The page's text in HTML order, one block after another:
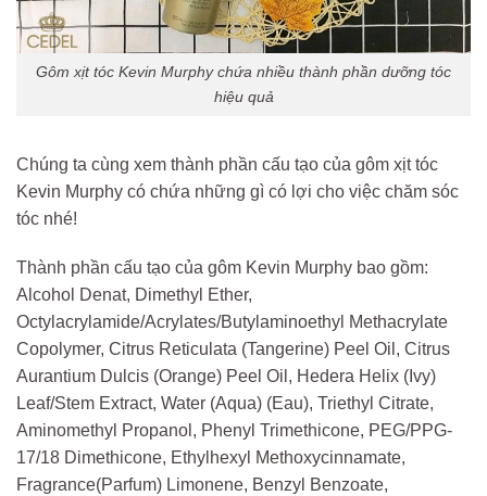
Gôm xịt tóc Kevin Murphy chứa nhiều thành phần dưỡng tóc
hiệu quả
Chúng ta cùng xem thành phần cấu tạo của gôm xịt tóc
Kevin Murphy có chứa những gì có lợi cho việc chăm sóc
tóc nhé!
Thành phần cấu tạo của gôm Kevin Murphy bao gồm:
Alcohol Denat, Dimethyl Ether,
Octylacrylamide/Acrylates/Butylaminoethyl Methacrylate
Copolymer, Citrus Reticulata (Tangerine) Peel Oil, Citrus
Aurantium Dulcis (Orange) Peel Oil, Hedera Helix (Ivy)
Leaf/Stem Extract, Water (Aqua) (Eau), Triethyl Citrate,
Aminomethyl Propanol, Phenyl Trimethicone, PEG/PPG-
17/18 Dimethicone, Ethylhexyl Methoxycinnamate,
Fragrance(Parfum) Limonene, Benzyl Benzoate,